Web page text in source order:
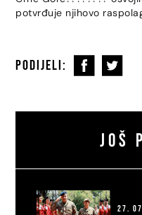
JOŠ
27.
potvrđuje njihovo
PODIJELI: